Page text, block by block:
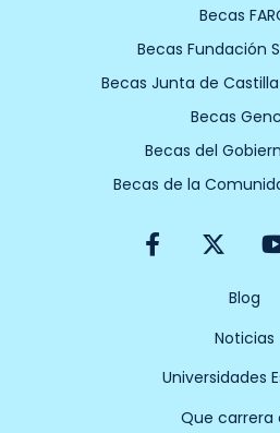
Becas
Becas Fundación
Becas Junta de
Becas
Becas del
Becas de la
F
a
o
X
-
w
i
t
t
r
u
b
Blog
Noticias
Universidades
Que carrera